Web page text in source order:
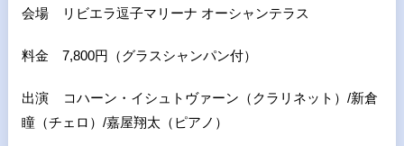
会場 リビエラ逗子マリーナ オーシャンテラス
料金 7,800円（グラスシャンパン付）
出演 コハーン・イシュトヴァーン（クラリネット）/新倉
瞳（チェロ）/嘉屋翔太（ピアノ）